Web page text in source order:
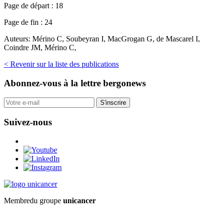
Page de départ : 18
Page de fin : 24
Auteurs: Mérino C, Soubeyran I, MacGrogan G, de Mascarel I,
Coindre JM, Mérino C,
< Revenir sur la liste des publications
Abonnez-vous à la lettre bergonews
S'inscrire
Suivez-nous
Membredu groupe unicancer